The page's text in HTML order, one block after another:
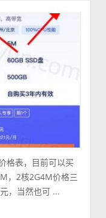
格表，目前可以买
，2核2G4M价格三
，当然也可 ...